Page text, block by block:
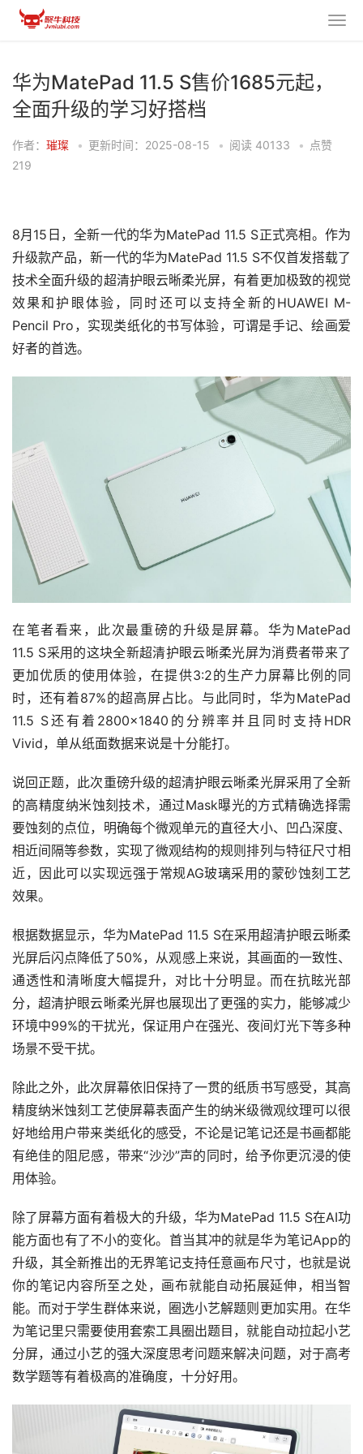
华为MatePad 11.5 S售价1685元起，
全面升级的学习好搭档
作者： 璀璨 • 更新时间：2025-08-15 • 阅读 40133 • 点赞
219
8月15日，全新一代的华为MatePad 11.5 S正式亮相。作为
升级款产品，新一代的华为MatePad 11.5 S不仅首发搭载了
技术全面升级的超清护眼云晰柔光屏，有着更加极致的视觉
效果和护眼体验，同时还可以支持全新的HUAWEI M-
Pencil Pro，实现类纸化的书写体验，可谓是手记、绘画爱
好者的首选。
在笔者看来，此次最重磅的升级是屏幕。华为MatePad
11.5 S采用的这块全新超清护眼云晰柔光屏为消费者带来了
更加优质的使用体验，在提供3:2的生产力屏幕比例的同
时，还有着87%的超高屏占比。与此同时，华为MatePad
11.5 S还有着2800×1840的分辨率并且同时支持HDR
Vivid，单从纸面数据来说是十分能打。
说回正题，此次重磅升级的超清护眼云晰柔光屏采用了全新
的高精度纳米蚀刻技术，通过Mask曝光的方式精确选择需
要蚀刻的点位，明确每个微观单元的直径大小、凹凸深度、
相近间隔等参数，实现了微观结构的规则排列与特征尺寸相
近，因此可以实现远强于常规AG玻璃采用的蒙砂蚀刻工艺
效果。
根据数据显示，华为MatePad 11.5 S在采用超清护眼云晰柔
光屏后闪点降低了50%，从观感上来说，其画面的一致性、
通透性和清晰度大幅提升，对比十分明显。而在抗眩光部
分，超清护眼云晰柔光屏也展现出了更强的实力，能够减少
环境中99%的干扰光，保证用户在强光、夜间灯光下等多种
场景不受干扰。
除此之外，此次屏幕依旧保持了一贯的纸质书写感受，其高
精度纳米蚀刻工艺使屏幕表面产生的纳米级微观纹理可以很
好地给用户带来类纸化的感受，不论是记笔记还是书画都能
有绝佳的阻尼感，带来“沙沙”声的同时，给予你更沉浸的使
用体验。
除了屏幕方面有着极大的升级，华为MatePad 11.5 S在AI功
能方面也有了不小的变化。首当其冲的就是华为笔记App的
升级，其全新推出的无界笔记支持任意画布尺寸，也就是说
你的笔记内容所至之处，画布就能自动拓展延伸，相当智
能。而对于学生群体来说，圈选小艺解题则更加实用。在华
为笔记里只需要使用套索工具圈出题目，就能自动拉起小艺
分屏，通过小艺的强大深度思考问题来解决问题，对于高考
数学题等有着极高的准确度，十分好用。